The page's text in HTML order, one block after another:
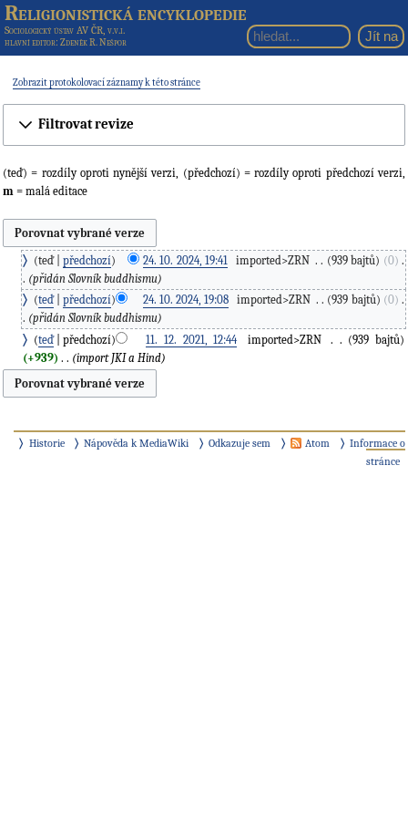
Religionistická encyklopedie
Sociologický ústav AV ČR, v.v.i.
hlavní editor: Zdeněk R. Nešpor
Zobrazit protokolovací záznamy k této stránce
Filtrovat revize
(teď) = rozdíly oproti nynější verzi, (předchozí) = rozdíly oproti předchozí verzi,
m = malá editace
teď předchozí 24. 10. 2024, 19:41 imported>ZRN 939 bajtů 0 ‎
přidán Slovník buddhismu
teď
předchozí 24. 10. 2024, 19:08 imported>ZRN 939 bajtů 0 ‎
přidán Slovník buddhismu
teď
předchozí 11. 12. 2021, 12:44‎ imported>ZRN
939 bajtů
+939 ‎ import JKI a Hind
Historie Nápověda k MediaWiki Odkazuje sem Atom
Informace o
stránce